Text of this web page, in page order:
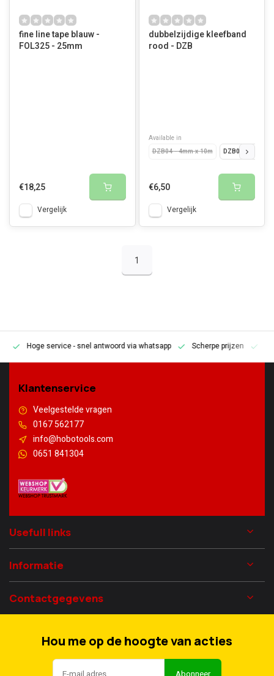
fine line tape blauw -
FOL325 - 25mm
€18,25
Vergelijk
dubbelzijdige kleefband
rood - DZB
Available in
DZB04 - 4mm x 10m
DZB06 - 6mm x
€6,50
Vergelijk
1
Hoge service- snel antwoord via whatsapp Scherpe prijzen
Klantenservice
Veelgestelde vragen
0167 562177
info@hobotools.com
0651 841304
Usefull links
Informatie
Contactgegevens
Hou me op de hoogte van acties